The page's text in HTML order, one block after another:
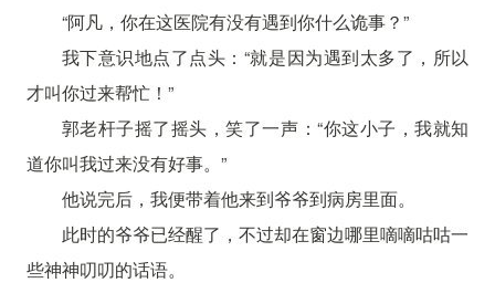
“阿凡，你在这医院有没有遇到你什么诡事？”
我下意识地点了点头：“就是因为遇到太多了，所以
才叫你过来帮忙！”
郭老杆子摇了摇头，笑了一声：“你这小子，我就知
道你叫我过来没有好事。”
他说完后，我便带着他来到爷爷到病房里面。
此时的爷爷已经醒了，不过却在窗边哪里嘀嘀咕咕一
些神神叨叨的话语。